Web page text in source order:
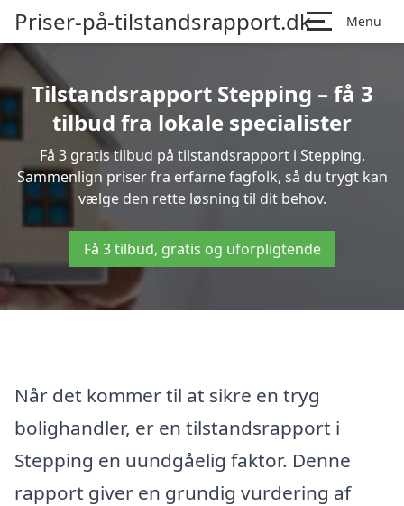
Priser-på-tilstandsrapport.dk Menu
Tilstandsrapport Stepping – få 3
tilbud fra lokale specialister
Få 3 gratis tilbud på tilstandsrapport i Stepping.
Sammenlign priser fra erfarne fagfolk, så du trygt kan
vælge den rette løsning til dit behov.
Få 3 tilbud, gratis og uforpligtende
Når det kommer til at sikre en tryg
bolighandler, er en tilstandsrapport i
Stepping en uundgåelig faktor. Denne
rapport giver en grundig vurdering af